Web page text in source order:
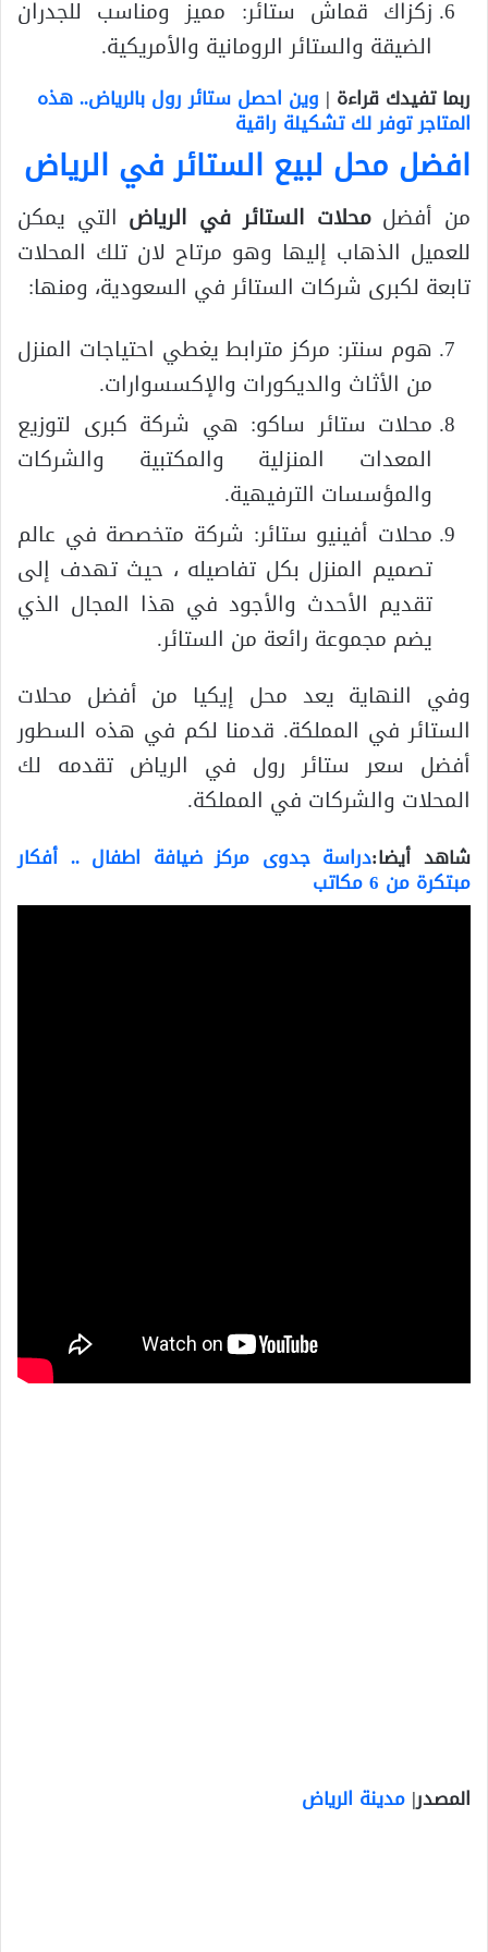
زكزاك قماش ستائر: مميز ومناسب للجدران
الضيقة والستائر الرومانية والأمريكية.
ربما تفيدك قراءة | وين احصل ستائر رول بالرياض.. هذه
المتاجر توفر لك تشكيلة راقية
افضل محل لبيع الستائر في الرياض
من أفضلمحلات الستائر في الرياض التي يمكن
للعميل الذهاب إليها وهو مرتاح لان تلك المحلات
تابعة لكبرى شركات الستائر في السعودية، ومنها:
هوم سنتر: مركز مترابط يغطي احتياجات المنزل
من الأثاث والديكورات والإكسسوارات.
محلات ستائر ساكو: هي شركة كبرى لتوزيع
المعدات المنزلية والمكتبية والشركات
والمؤسسات الترفيهية.
محلات أفينيو ستائر: شركة متخصصة في عالم
تصميم المنزل بكل تفاصيله ، حيث تهدف إلى
تقديم الأحدث والأجود في هذا المجال الذي
يضم مجموعة رائعة من الستائر.
وفي النهاية يعد محل إيكيا من أفضل محلات
الستائر في المملكة. قدمنا لكم في هذه السطور
أفضل سعر ستائر رول في الرياض تقدمه لك
المحلات والشركات في المملكة.
شاهد أيضا:دراسة جدوى مركز ضيافة اطفال .. أفكار
مبتكرة من 6 مكاتب
المصدر| مدينة الرياض